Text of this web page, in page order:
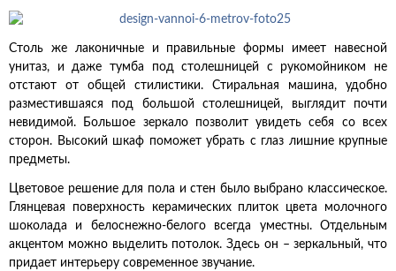
Столь же лаконичные и правильные формы имеет навесной
унитаз, и даже тумба под столешницей с рукомойником не
отстают от общей стилистики. Стиральная машина, удобно
разместившаяся под большой столешницей, выглядит почти
невидимой. Большое зеркало позволит увидеть себя со всех
сторон. Высокий шкаф поможет убрать с глаз лишние крупные
предметы.
Цветовое решение для пола и стен было выбрано классическое.
Глянцевая поверхность керамических плиток цвета молочного
шоколада и белоснежно-белого всегда уместны. Отдельным
акцентом можно выделить потолок. Здесь он – зеркальный, что
придает интерьеру современное звучание.